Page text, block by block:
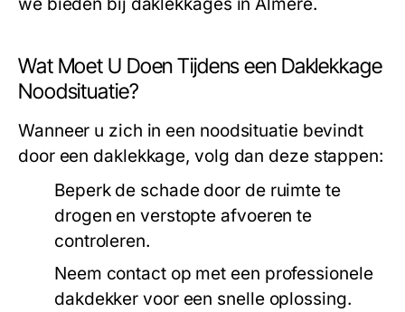
Wat Moet U Doen Tijdens een Daklekkage
Noodsituatie?
Wanneer u zich in een noodsituatie bevindt
door een daklekkage, volg dan deze stappen:
Beperk de schade door de ruimte te
drogen en verstopte afvoeren te
controleren.
Neem contact op met een professionele
dakdekker voor een snelle oplossing.